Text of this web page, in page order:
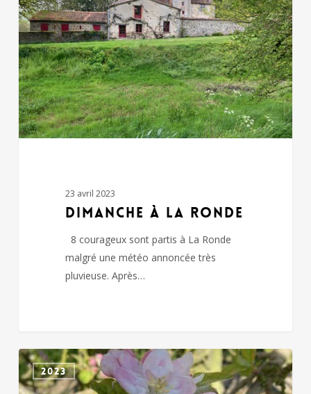
Ronde
23 avril 2023
dimanche à La Ronde
8 courageux sont partis à La Ronde
malgré une météo annoncée très
pluvieuse. Après…
CHICHE
2023